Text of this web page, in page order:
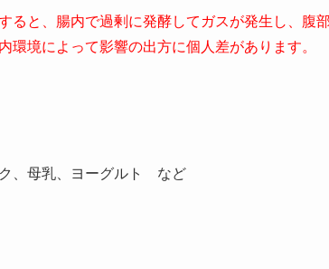
ると、腸内で過剰に発酵してガスが発生し、腹
環境によって影響の出方に個人差があります。
、母乳、ヨーグルト など